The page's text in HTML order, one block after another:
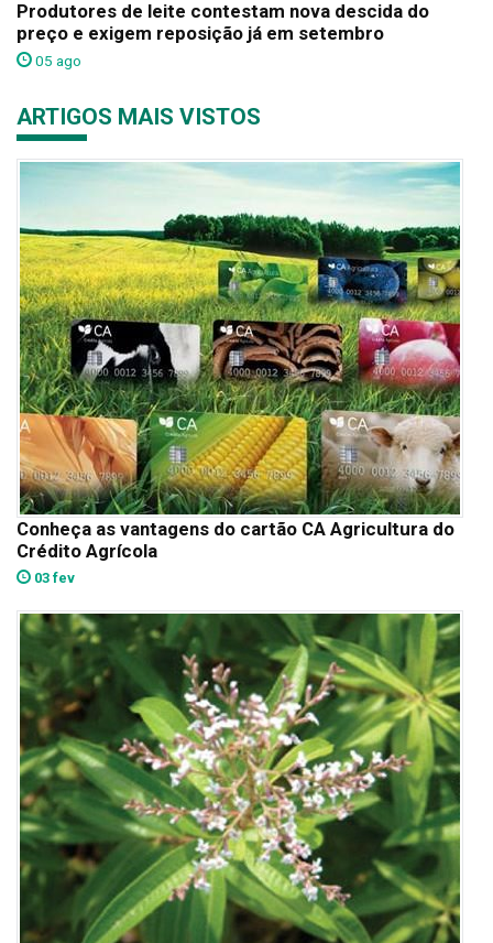
Produtores de leite contestam nova descida do
preço e exigem reposição já em setembro
05 ago
ARTIGOS MAIS VISTOS
Conheça as vantagens do cartão CA Agricultura do
Crédito Agrícola
03 fev